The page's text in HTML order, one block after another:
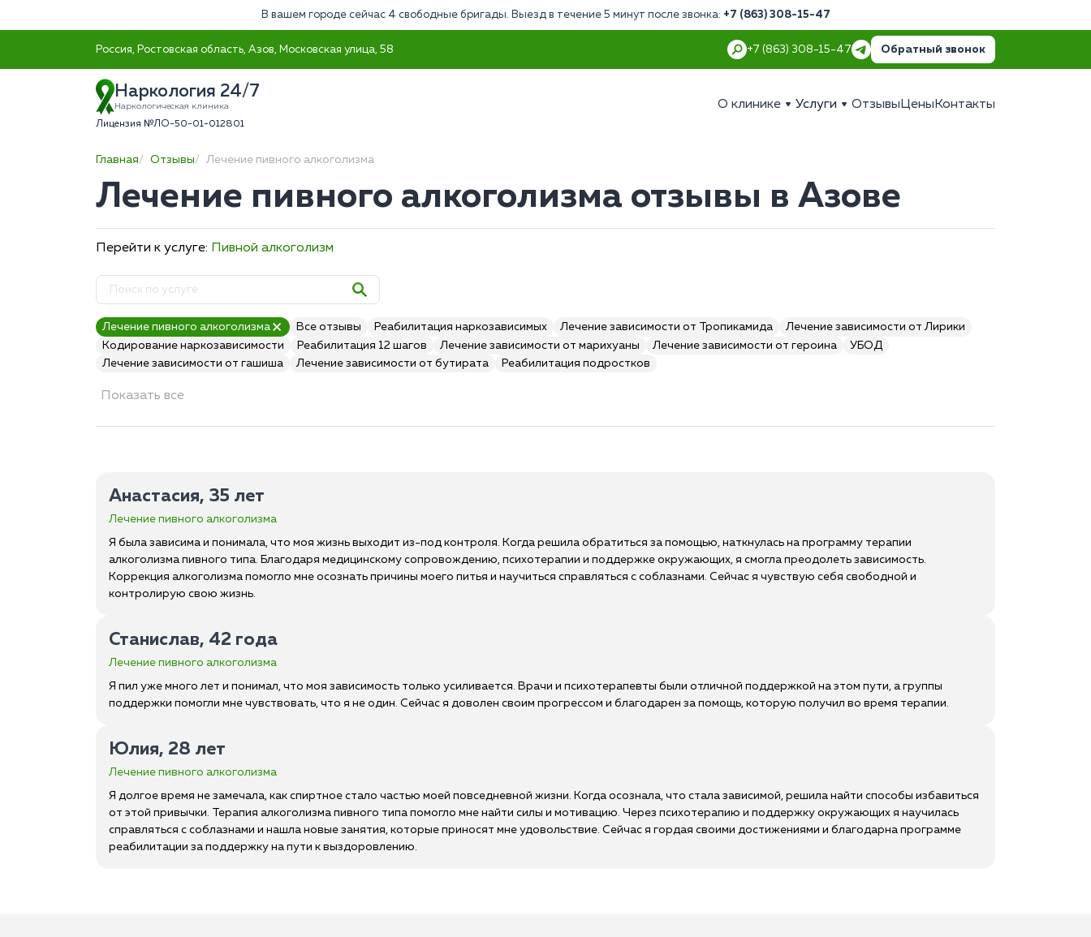
В вашем городе сейчас 4 свободные бригады. Выезд в течение 5 минут после звонка: +7 (863) 308-15-47
Россия, Ростовская область, Азов, Московская улица, 58 +7 (863) 308-15-47 Обратный звонок
Наркология 24/7
Наркологическая клиника
Лицензия №ЛО-50-01-012801
О клинике Услуги Отзывы Цены Контакты
Главная Отзывы Лечение пивного алкоголизма
Лечение пивного алкоголизма отзывы в Азове
Перейти к услуге: Пивной алкоголизм
Лечение пивного алкоголизма Все отзывы Реабилитация наркозависимых Лечение зависимости от Тропикамида
Лечение зависимости от Лирики
Кодирование наркозависимости
Реабилитация 12 шагов Лечение зависимости от марихуаны Лечение зависимости от героина
УБОД
Лечение зависимости от гашиша
Лечение зависимости от бутирата Реабилитация подростков
Показать все
Анастасия, 35 лет
Лечение пивного алкоголизма
Я была зависима и понимала, что моя жизнь выходит из-под контроля. Когда решила обратиться за помощью, наткнулась на программу терапии
алкоголизма пивного типа. Благодаря медицинскому сопровождению, психотерапии и поддержке окружающих, я смогла преодолеть зависимость.
Коррекция алкоголизма помогло мне осознать причины моего питья и научиться справляться с соблазнами. Сейчас я чувствую себя свободной и
контролирую свою жизнь.
Станислав, 42 года
Лечение пивного алкоголизма
Я пил уже много лет и понимал, что моя зависимость только усиливается. Врачи и психотерапевты были отличной поддержкой на этом пути, а группы
поддержки помогли мне чувствовать, что я не один. Сейчас я доволен своим прогрессом и благодарен за помощь, которую получил во время терапии.
Юлия, 28 лет
Лечение пивного алкоголизма
Я долгое время не замечала, как спиртное стало частью моей повседневной жизни. Когда осознала, что стала зависимой, решила найти способы избавиться
от этой привычки. Терапия алкоголизма пивного типа помогло мне найти силы и мотивацию. Через психотерапию и поддержку окружающих я научилась
справляться с соблазнами и нашла новые занятия, которые приносят мне удовольствие. Сейчас я гордая своими достижениями и благодарна программе
реабилитации за поддержку на пути к выздоровлению.